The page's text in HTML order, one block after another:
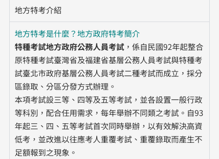
地方特考介紹
地方特考是什麼？地方政府特考簡介
特種考試地方政府公務人員考試，係自民國92年起整合
原特種考試臺灣省及福建省基層公務人員考試與特種考
試臺北市政府基層公務人員考試二種考試而成立，採分
區錄取、分區分發方式辦理。
本項考試設三等、四等及五等考試，並各設置一般行政
等科別，配合任用需求，每年舉辦不同類之考試。自93
年起三、四、五等考試首次同時舉辦，以有效解決高資
低考，並改進以往應考人重覆考試、重覆錄取而產生不
足額報到之現象。